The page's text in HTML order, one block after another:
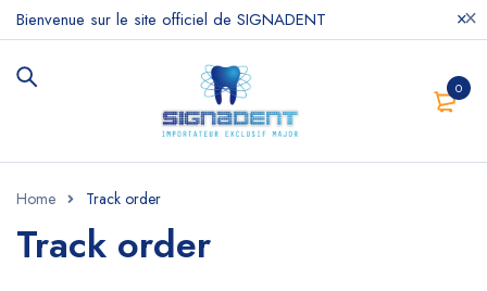
Bienvenue sur le site officiel de SIGNADENT
0
Home Track order
Track order